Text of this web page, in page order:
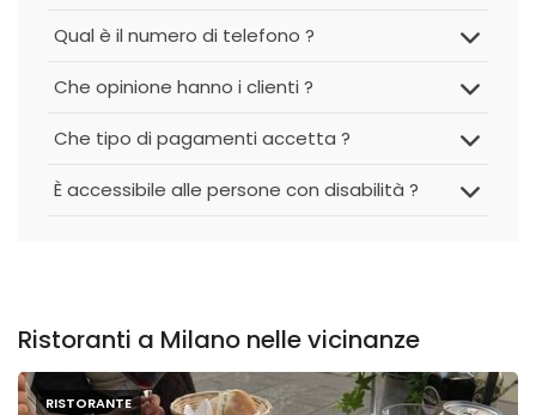
Qual è il numero di telefono ?
Che opinione hanno i clienti ?
Che tipo di pagamenti accetta ?
È accessibile alle persone con disabilità ?
Ristoranti a Milano nelle vicinanze
RISTORANTE